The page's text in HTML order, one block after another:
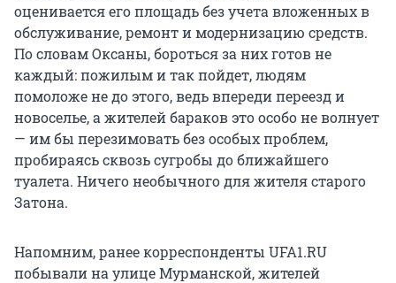
оценивается его площадь без учета вложенных в
обслуживание, ремонт и модернизацию средств.
По словам Оксаны, бороться за них готов не
каждый: пожилым и так пойдет, людям
помоложе не до этого, ведь впереди переезд и
новоселье, а жителей бараков это особо не волнует
— им бы перезимовать без особых проблем,
пробираясь сквозь сугробы до ближайшего
туалета. Ничего необычного для жителя старого
Затона.
Напомним, ранее корреспонденты UFA1.RU
побывали на улице Мурманской, жителей